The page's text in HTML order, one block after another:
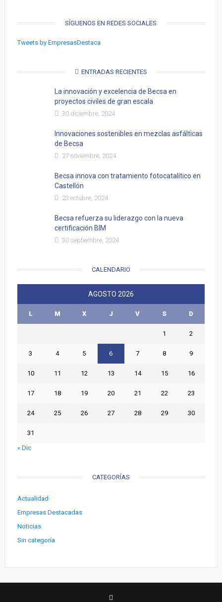
SÍGUENOS EN REDES SOCIALES
Tweets by EmpresasDestaca
ENTRADAS RECIENTES
La innovación y excelencia de Becsa en
proyectos civiles de gran escala
30 diciembre, 2024
Innovaciones sostenibles en mezclas asfálticas
de Becsa
27 noviembre, 2024
Becsa innova con tratamiento fotocatalítico en
Castellón
23 octubre, 2024
Becsa refuerza su liderazgo con la nueva
certificación BIM
30 septiembre, 2024
CALENDARIO
AGOSTO 2026
L M X J V S D
1 2
3 4 5 6 7 8 9
10 11 12 13 14 15 16
17 18 19 20 21 22 23
24 25 26 27 28 29 30
31
« Dic
CATEGORÍAS
Actualidad
Empresas Destacadas
Noticias
Sin categoría